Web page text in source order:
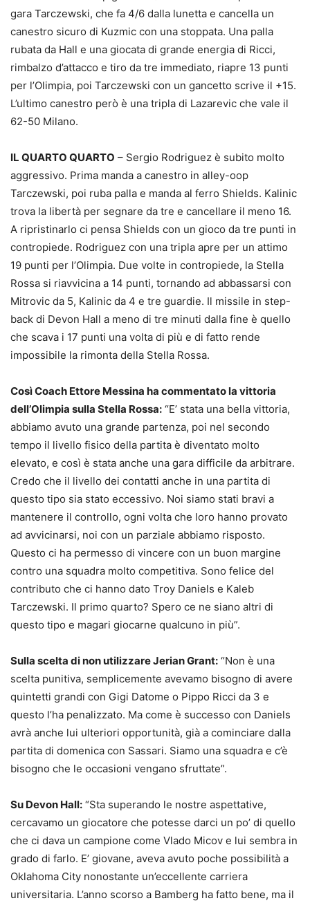
gara Tarczewski, che fa 4/6 dalla lunetta e cancella un
canestro sicuro di Kuzmic con una stoppata. Una palla
rubata da Hall e una giocata di grande energia di Ricci,
rimbalzo d’attacco e tiro da tre immediato, riapre 13 punti
per l’Olimpia, poi Tarczewski con un gancetto scrive il +15.
L’ultimo canestro però è una tripla di Lazarevic che vale il
62-50 Milano.
IL QUARTO QUARTO – Sergio Rodriguez è subito molto
aggressivo. Prima manda a canestro in alley-oop
Tarczewski, poi ruba palla e manda al ferro Shields. Kalinic
trova la libertà per segnare da tre e cancellare il meno 16.
A ripristinarlo ci pensa Shields con un gioco da tre punti in
contropiede. Rodriguez con una tripla apre per un attimo
19 punti per l’Olimpia. Due volte in contropiede, la Stella
Rossa si riavvicina a 14 punti, tornando ad abbassarsi con
Mitrovic da 5, Kalinic da 4 e tre guardie. Il missile in step-
back di Devon Hall a meno di tre minuti dalla fine è quello
che scava i 17 punti una volta di più e di fatto rende
impossibile la rimonta della Stella Rossa.
Così Coach Ettore Messina ha commentato la vittoria
dell’Olimpia sulla Stella Rossa: “E’ stata una bella vittoria,
abbiamo avuto una grande partenza, poi nel secondo
tempo il livello fisico della partita è diventato molto
elevato, e così è stata anche una gara difficile da arbitrare.
Credo che il livello dei contatti anche in una partita di
questo tipo sia stato eccessivo. Noi siamo stati bravi a
mantenere il controllo, ogni volta che loro hanno provato
ad avvicinarsi, noi con un parziale abbiamo risposto.
Questo ci ha permesso di vincere con un buon margine
contro una squadra molto competitiva. Sono felice del
contributo che ci hanno dato Troy Daniels e Kaleb
Tarczewski. Il primo quarto? Spero ce ne siano altri di
questo tipo e magari giocarne qualcuno in più”.
Sulla scelta di non utilizzare Jerian Grant: “Non è una
scelta punitiva, semplicemente avevamo bisogno di avere
quintetti grandi con Gigi Datome o Pippo Ricci da 3 e
questo l’ha penalizzato. Ma come è successo con Daniels
avrà anche lui ulteriori opportunità, già a cominciare dalla
partita di domenica con Sassari. Siamo una squadra e c’è
bisogno che le occasioni vengano sfruttate”.
Su Devon Hall: “Sta superando le nostre aspettative,
cercavamo un giocatore che potesse darci un po’ di quello
che ci dava un campione come Vlado Micov e lui sembra in
grado di farlo. E’ giovane, aveva avuto poche possibilità a
Oklahoma City nonostante un’eccellente carriera
universitaria. L’anno scorso a Bamberg ha fatto bene, ma il